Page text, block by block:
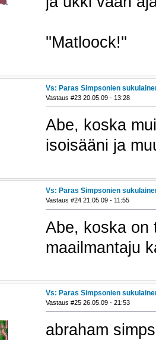
''Matloock!''
Vs: Paras Simpsonien
Vastaus #23 20.05.09 - 13:28
Abe, koska
isoisääni ja
Vs: Paras Simpsonien
Vastaus #24 21.05.09 - 11:55
Abe, koska on
maailmantaju
Vs: Paras Simpsonien
Vastaus #25 26.05.09 - 21:53
abraham